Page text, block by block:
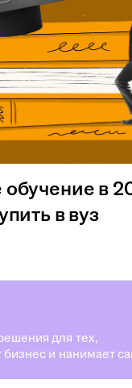
в
в вуз
для тех,
бизнес и нанимает